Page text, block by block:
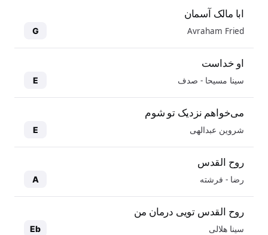
ابا مالک آسمان
Avraham Fried
G
او خداست
سینا مسیحا - صدف E
می‌خواهم نزدیک تو شوم
شروین عبدالهی E
روح القدس
رضا - فرشته A
روح القدس تویی درمان من
سینا هلالی Eb